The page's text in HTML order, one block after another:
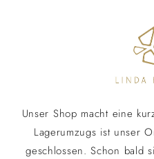
Unser Shop macht eine
Lagerumzugs ist unser
geschlossen. Schon bald